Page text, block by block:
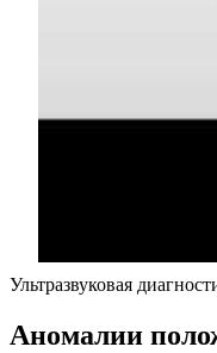
Ультразвуковая
Аномалии